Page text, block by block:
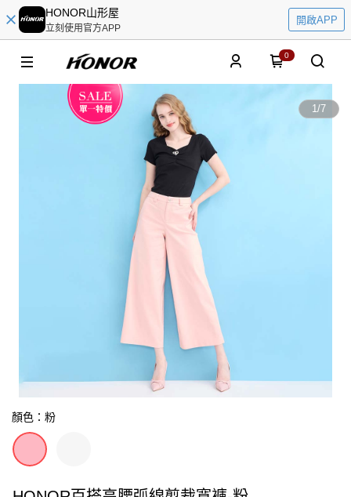
HONOR山形屋
立刻使用官方APP
開啟APP
0
1/7
顏色：粉